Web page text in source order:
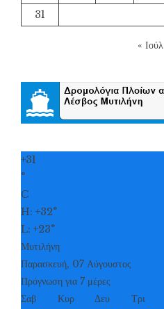
31
« Ιούλ
+31
°
C
H: +32°
L: +23°
Μυτιλήνη
Παρασκευή, 07 Αύγουστος
Πρόγνωση για 7 μέρες
Σαβ
Κυρ Δευ Τρι